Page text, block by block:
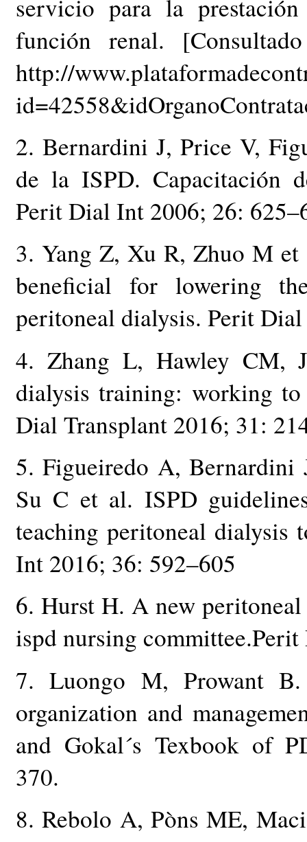
servicio para la
función renal.
http://
2. Bernardini J, Price V,
de la ISPD. Capacitación
Perit Dial Int 2006; 26:
3. Yang Z, Xu R, Zhuo M
beneficial for lowering
peritoneal dialysis. Perit
4. Zhang L, Hawley CM,
dialysis training: working
Dial Transplant 2016; 31:
5. Figueiredo A, Bernardini
Su C et al. ISPD
teaching peritoneal dialysis
Int 2016; 36: 592–605
6. Hurst H. A new
ispd nursing
7. Luongo M, Prowant
organization and
and Gokal´s Texbook of
370.
8. Rebolo A, Pòns ME,